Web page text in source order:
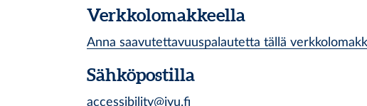
Verkkolomakkeella
Anna saavutettavuuspalautetta tällä
Sähköpostilla
accessibility@jyu.fi